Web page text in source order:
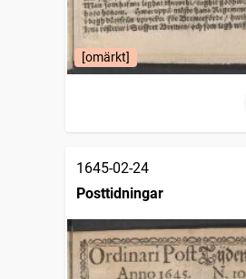
[omärkt]
1645-02-24
Posttidningar